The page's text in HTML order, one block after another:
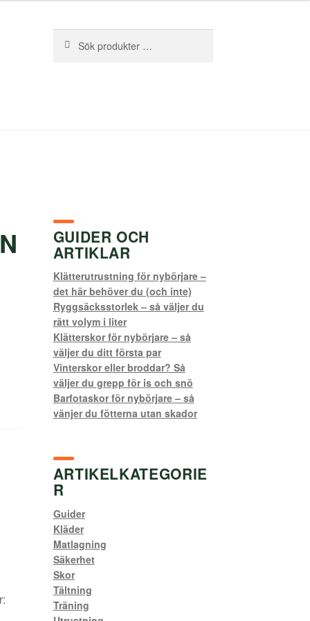
efter:
GUIDER OCH
ARTIKLAR
Klätterutrustning för nybörjare –
det här behöver du (och inte)
Ryggsäcksstorlek – så väljer du
rätt volym i liter
Klätterskor för nybörjare – så
väljer du ditt första par
Vinterskor eller broddar? Så
väljer du grepp för is och snö
Barfotaskor för nybörjare – så
vänjer du fötterna utan skador
ARTIKELKATEGORIE
R
Guider
Kläder
Matlagning
Säkerhet
Skor
Tältning
Träning